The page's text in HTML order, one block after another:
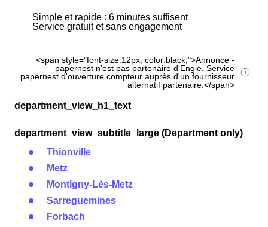
Simple et rapide : 6 minutes suffisent
Service gratuit et sans engagement
<span style="font-size:12px; color:black;">Annonce -
papernest n'est pas partenaire d'Engie. Service
papernest d'ouverture compteur auprès d'un fournisseur
alternatif partenaire.</span>
department_view_h1_text
department_view_subtitle_large (Department only)
Thionville
Metz
Montigny-Lès-Metz
Sarreguemines
Forbach